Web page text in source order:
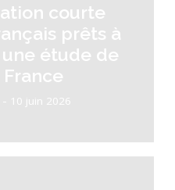
courte
prêts à
étude de
- 10 juin 2026